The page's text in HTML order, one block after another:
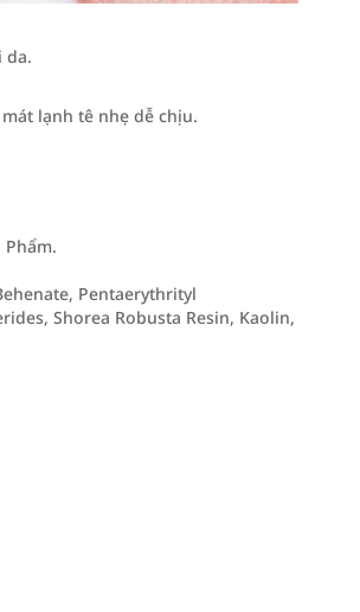
da.
lạnh tê nhẹ dễ chịu.
Pentaerythrityl
Shorea Robusta Resin, Kaolin,